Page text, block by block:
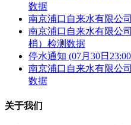
数据
南京浦口自来水有限公
南京浦口自来水有限公
梢）检测数据
停水通知 (07月30日
南京浦口自来水有限公
数据
关于我们